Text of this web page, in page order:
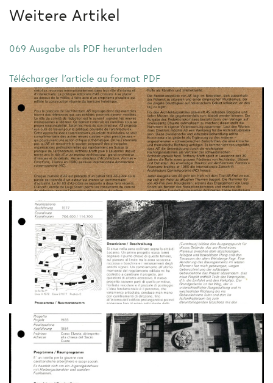
Weitere Artikel
069 Ausgabe als PDF herunterladen
Télécharger l'article au format PDF